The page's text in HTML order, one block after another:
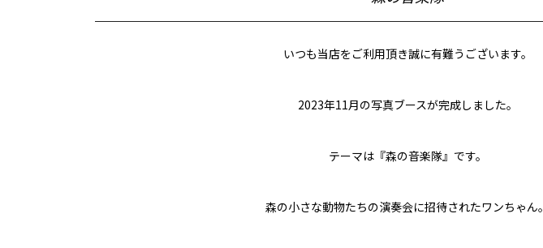
いつも当店をご利用頂き誠に有難うございます。
2023年11月の写真ブースが完成しました。
テーマは『森の音楽隊』です。
森の小さな動物たちの演奏会に招待されたワンちゃん。